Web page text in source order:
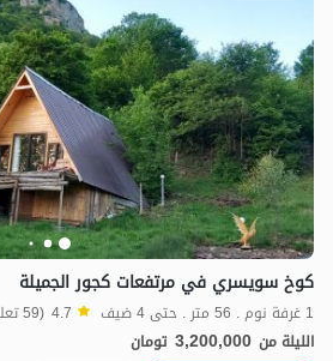
2مليون ت
كوخ سويسري في مرتفعات كجور الجميلة
1 غرفة نوم . 56 متر . حتى 4 ضيف 4.7 (59 تعليق)
الليلة من 3,200,000 تومان